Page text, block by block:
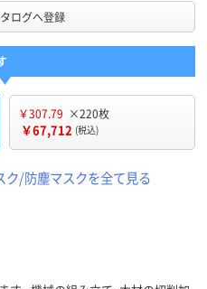
ログへ登録
￥307.79 ×220枚
￥67,712 (税込)
ク/防塵マスクを全て見る